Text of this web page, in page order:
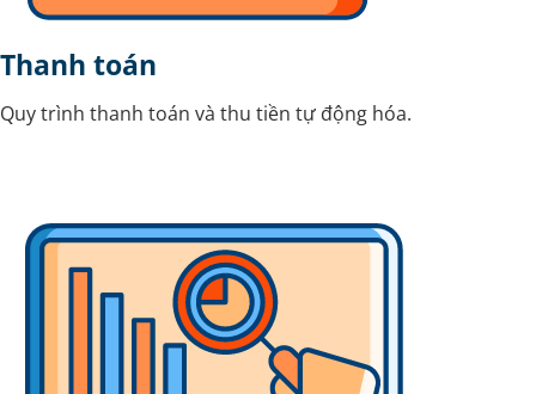
Thanh toán
Quy trình thanh toán và thu tiền tự động hóa.